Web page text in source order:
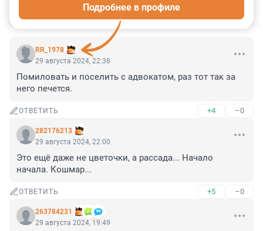
RR_1978
Подробнее в профиле
29 августа 2024, 22:38
Помиловать и поселить с адвокатом, раз тот так за
него печется.
ОТВЕТИТЬ +4 –0
282176213
29 августа 2024, 22:00
Это ещё даже не цветочки, а рассада... Начало
начала. Кошмар...
ОТВЕТИТЬ +5 –0
263784231
29 августа 2024, 19:49